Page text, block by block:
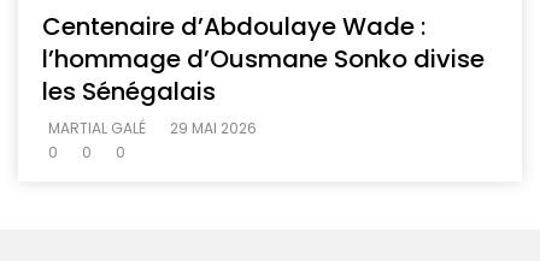
Centenaire d’Abdoulaye Wade :
l’hommage d’Ousmane Sonko divise
les Sénégalais
MARTIAL GALÉ
29 MAI 2026
0
0 0